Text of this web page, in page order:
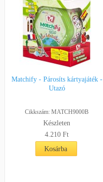
Matchify - Párosíts kártyajáték -
Utazó
Cikkszám: MATCH9000B
Készleten
4.210 Ft
Kosárba